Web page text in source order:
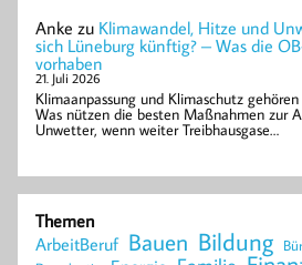
Anke zu Klimawandel, Hitze und
sich Lüneburg künftig? – Was die
vorhaben
21. Juli 2026
Klimaanpassung und Klimaschutz
Was nützen die besten Maßnahmen zur
Unwetter, wenn weiter Treibhausgase…
Themen
ArbeitBeruf Bauen Bildung